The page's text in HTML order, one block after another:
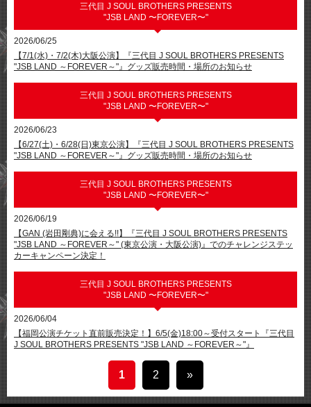
三代目 J SOUL BROTHERS PRESENTS
"JSB LAND 〜FOREVER〜"
2026/06/25
【7/1(水)・7/2(木)大阪公演】『三代目 J SOUL BROTHERS PRESENTS
"JSB LAND ～FOREVER～"』グッズ販売時間・場所のお知らせ
三代目 J SOUL BROTHERS PRESENTS
"JSB LAND 〜FOREVER〜"
2026/06/23
【6/27(土)・6/28(日)東京公演】『三代目 J SOUL BROTHERS PRESENTS
"JSB LAND ～FOREVER～"』グッズ販売時間・場所のお知らせ
三代目 J SOUL BROTHERS PRESENTS
"JSB LAND 〜FOREVER〜"
2026/06/19
【GAN (岩田剛典)に会える!!】『三代目 J SOUL BROTHERS PRESENTS
"JSB LAND ～FOREVER～" (東京公演・大阪公演)』でのチャレンジステッ
カーキャンペーン決定！
三代目 J SOUL BROTHERS PRESENTS
"JSB LAND 〜FOREVER〜"
2026/06/04
【福岡公演チケット直前販売決定！】6/5(金)18:00～受付スタート『三代目
J SOUL BROTHERS PRESENTS "JSB LAND ～FOREVER～"』
1 2 »